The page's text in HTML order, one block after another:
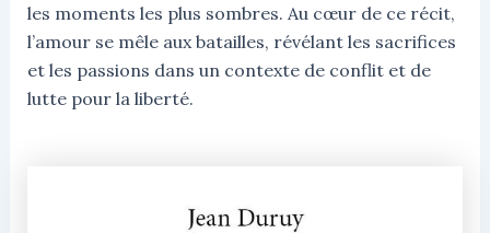
les moments les plus sombres. Au cœur de ce récit,
l’amour se mêle aux batailles, révélant les sacrifices
et les passions dans un contexte de conflit et de
lutte pour la liberté.